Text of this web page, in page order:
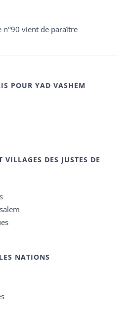
n°90 vient de paraître
POUR YAD VASHEM
VILLAGES DES JUSTES DE
NATIONS